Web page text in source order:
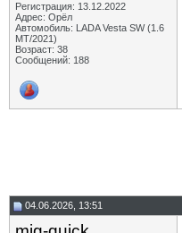
Регистрация: 13.12.2022
Адрес: Орёл
Автомобиль: LADA Vesta SW (1.6
МТ/2021)
Возраст: 38
Сообщений: 188
04.06.2026, 13:51